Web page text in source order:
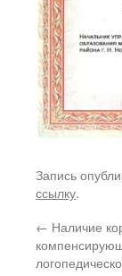
Запись
ссылку.
← Наличие